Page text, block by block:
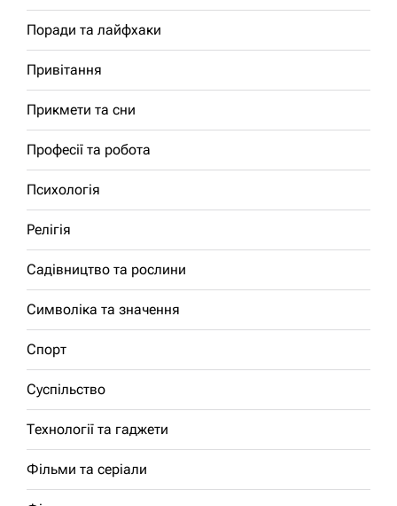
Поради та лайфхаки
Привітання
Прикмети та сни
Професії та робота
Психологія
Релігія
Садівництво та рослини
Символіка та значення
Спорт
Суспільство
Технології та гаджети
Фільми та серіали